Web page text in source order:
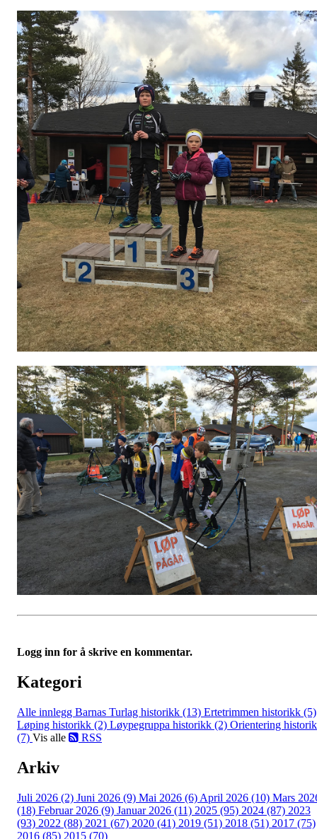
Logg inn for å skrive en kommentar.
Kategori
Alle innlegg Barnas Turlag historikk (13) Ertetrimmen historikk (5)
Løping historikk (2) Løypegruppa historikk (2) Orientering
(7) Vis alle RSS
Arkiv
Juli 2026 (2) Juni 2026 (9) Mai 2026 (6) April 2026 (10) Mars
(18) Februar 2026 (9) Januar 2026 (11) 2025 (95) 2024 (87) 2023
(93) 2022 (88) 2021 (67) 2020 (41) 2019 (51) 2018 (51) 2017 (75)
2016 (85) 2015 (70)